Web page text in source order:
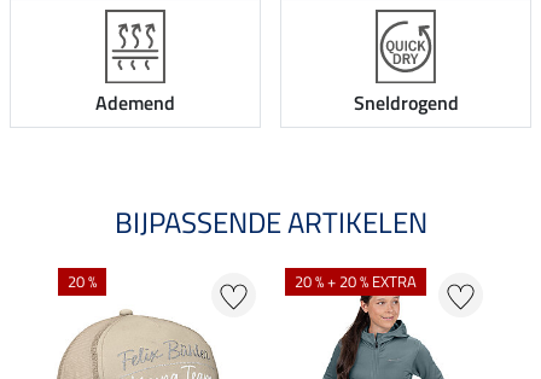
Ademend Sneldrogend
BIJPASSENDE ARTIKELEN
20 % 20 % + 20 % EXTRA